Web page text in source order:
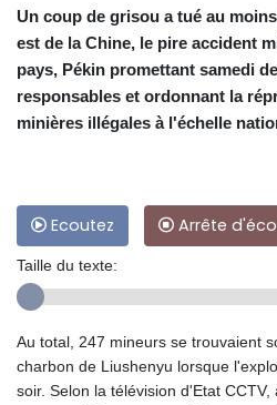
Un coup de grisou a tué au
est de la Chine, le pire accident
pays, Pékin promettant samedi
responsables et ordonnant la
minières illégales à l'échelle
Ecoutez Arrête
Taille du texte:
Au total, 247 mineurs se trouvaient
charbon de Liushenyu lorsque
soir. Selon la télévision d'Etat